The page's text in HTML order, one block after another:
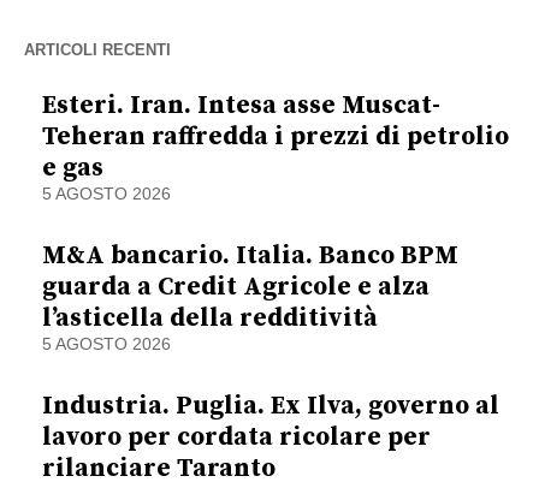
ARTICOLI RECENTI
Esteri. Iran. Intesa asse Muscat-
Teheran raffredda i prezzi di petrolio
e gas
5 AGOSTO 2026
M&A bancario. Italia. Banco BPM
guarda a Credit Agricole e alza
l’asticella della redditività
5 AGOSTO 2026
Industria. Puglia. Ex Ilva, governo al
lavoro per cordata ricolare per
rilanciare Taranto